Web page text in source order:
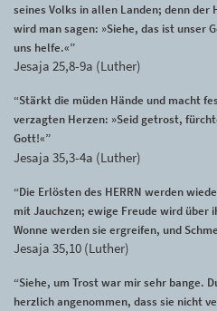
seines Volks in allen Landen; denn der
wird man sagen: »Siehe, das ist unser
uns helfe.«”
Jesaja 25,8-9a (Luther)
“Stärkt die müden Hände und macht
verzagten Herzen: »Seid getrost,
Gott!«”
Jesaja 35,3-4a (Luther)
“Die Erlösten des HERRN werden
mit Jauchzen; ewige Freude wird über
Wonne werden sie ergreifen, und
Jesaja 35,10 (Luther)
“Siehe, um Trost war mir sehr bange.
herzlich angenommen, dass sie nicht